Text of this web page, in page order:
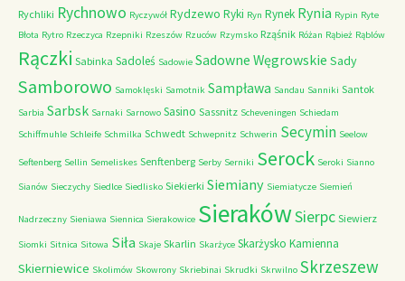
Rychliki Rychnowo Ryczywół Rydzewo Ryki Ryn Rynek Rynia Rypin Ryte
Błota Rytro Rzeczyca Rzepniki Rzeszów Rzuców Rzymsko Rząśnik Różan Rąbież Rąblów
Rączki Sabinka Sadoleś Sadowie Sadowne Węgrowskie Sady
Samborowo Samoklęski Samotnik Sampława Sandau Sanniki Santok
Sarbia Sarbsk Sarnaki Sarnowo Sasino Sassnitz Scheveningen Schiedam
Schiffmuhle Schleife Schmilka Schwedt Schwepnitz Schwerin Secymin Seelow
Seftenberg Sellin Semeliskes Senftenberg Serby Serniki Serock Seroki Sianno
Sianów Sieczychy Siedlce Siedlisko Siekierki Siemiany Siemiatycze Siemień
Nadrzeczny Sieniawa Siennica Sierakowice SierakówSierpc Siewierz
Siomki Sitnica Sitowa Siła Skaje Skarlin Skarżyce Skarżysko Kamienna
Skierniewice Skolimów Skowrony Skriebinai Skrudki Skrwilno Skrzeszew